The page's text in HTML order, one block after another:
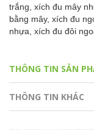
trắng, xích đu mây
bằng mây, xích đu
nhựa, xích đu đôi
THÔNG TIN SẢN
THÔNG TIN KHÁC